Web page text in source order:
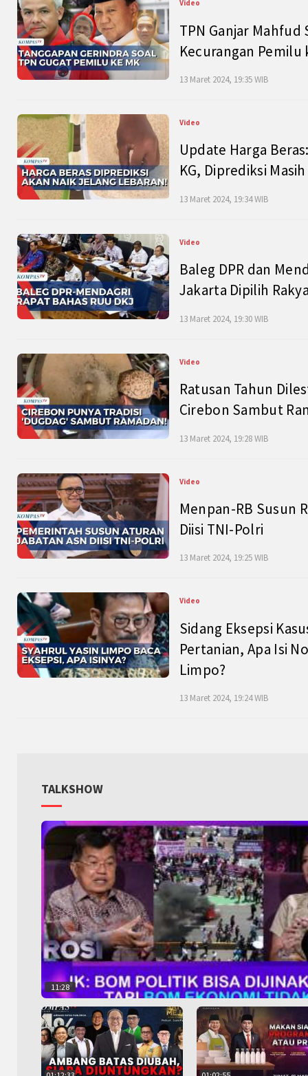
Video
TPN Ganjar Mahfud
Kecurangan Pemilu
13 Maret 2024, 19:35 WIB
Video
Update Harga
KG, Diprediksi
13 Maret 2024, 19:34 WIB
Video
Baleg DPR dan
Jakarta Dipilih
13 Maret 2024, 19:30 WIB
Video
Ratusan Tahun
Cirebon Sambut
13 Maret 2024, 19:28 WIB
Video
Menpan-RB Susun
Diisi TNI-Polri
13 Maret 2024, 19:25 WIB
Video
Sidang Eksepsi
Pertanian, Apa Isi
Limpo?
13 Maret 2024, 19:24 WIB
TALKSHOW
11:28